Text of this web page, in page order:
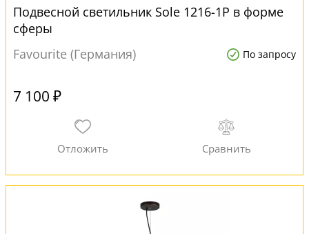
Подвесной светильник Sole 1216-1P в форме
сферы
Favourite (Германия)
По запросу
7 100 ₽